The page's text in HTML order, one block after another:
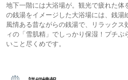
地下一階には大浴場が。観光で疲れた体
の銭湯をイメージした大浴場には、銭湯
風情ある昔ながらの銭湯で、リラックス
ィの「雪肌精」でしっかり保湿！プチぷ
いこと尽くめです。